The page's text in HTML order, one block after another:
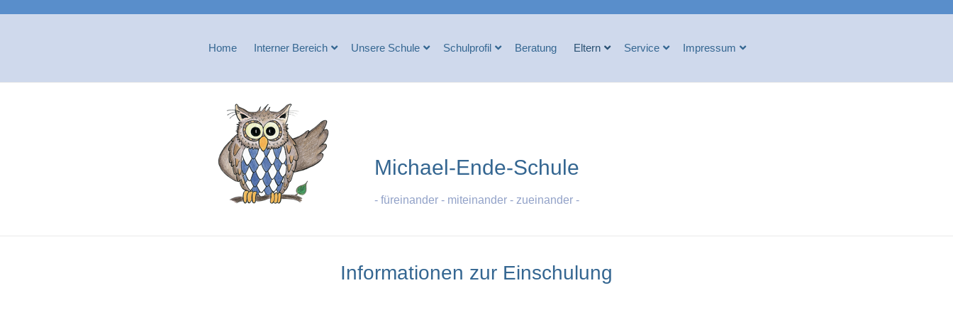
Home Interner Bereich Unsere Schule Schulprofil Beratung Eltern Service Impressum
Michael-Ende-Schule
- füreinander - miteinander - zueinander -
Informationen zur Einschulung